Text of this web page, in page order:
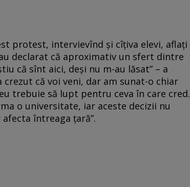
protest, intervievînd şi cîţiva elevi, aflaţi
declarat că aproximativ un sfert dintre
că sînt aici, deşi nu m-au lăsat” – a
că voi veni, dar am sunat-o chiar
trebuie să lupt pentru ceva în care cred.
o universitate, iar aceste decizii nu
întreaga ţară”.